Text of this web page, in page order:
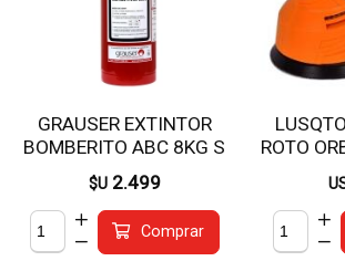
GRAUSER EXTINTOR
BOMBERITO ABC 8KG S
$U 2.499
Comprar
ROTO